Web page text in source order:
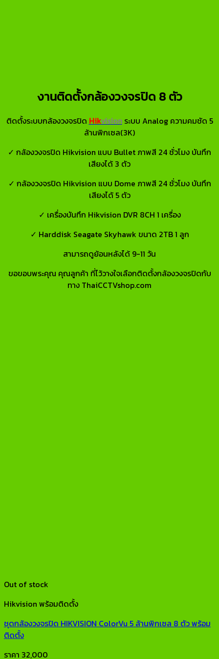
งานติดตั้งกล้องวงจรปิด 8 ตัว
ติดตั้งระบบกล้องวงจรปิด Hikvisionระบบ Analog ความคมชัด 5
ล้านพิกเซล(3K)
✓ กล้องวงจรปิด Hikvision แบบ Bullet ภาพสี 24 ชั่วโมง บันทึก
เสียงได้ 3 ตัว
✓ กล้องวงจรปิด Hikvision แบบ Dome ภาพสี 24 ชั่วโมง บันทึก
เสียงได้ 5 ตัว
✓ เครื่องบันทึก Hikvision DVR 8CH 1 เครื่อง
✓ Harddisk Seagate Skyhawk ขนาด 2TB 1 ลูก
สามารถดูย้อนหลังได้ 9-11 วัน
ขอขอบพระคุณ คุณลูกค้า ที่ไว้วางใจเลือกติดตั้งกล้องวงจรปิดกับ
ทาง ThaiCCTVshop.com
Out of stock
Hikvision พร้อมติดตั้ง
ชุดกล้องวงจรปิด HIKVISION ColorVu 5 ล้านพิกเซล 8 ตัว พร้อม
ติดตั้ง
ราคา 32,000